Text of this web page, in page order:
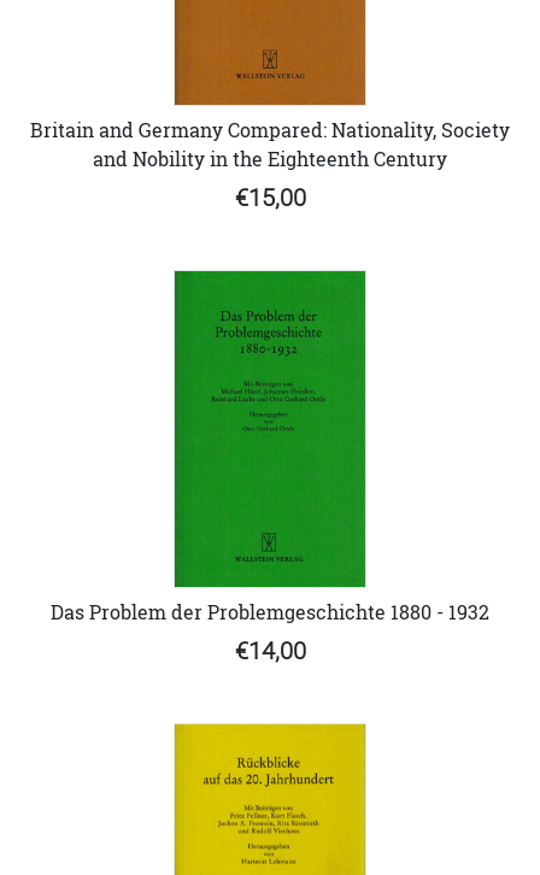
Britain and Germany Compared: Nationality, Society
and Nobility in the Eighteenth Century
€15,00
Das Problem der Problemgeschichte 1880 - 1932
€14,00